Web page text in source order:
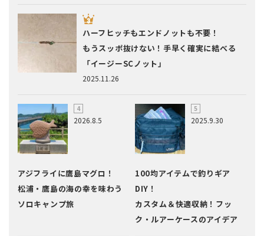
2025.11.26
ハーフヒッチもエンドノットも不要！
もうスッポ抜けない！手早く確実に結べる
「イージーSCノット」
2026.8.5
アジフライに鷹島マグロ！
松浦・鷹島の海の幸を味わう
ソロキャンプ旅
2025.9.30
100均アイテムで釣りギア
DIY！
カスタム＆快適収納！フッ
ク・ルアーケースのアイデア